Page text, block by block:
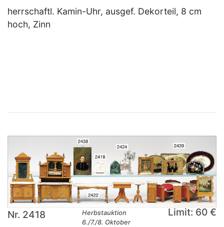
herrschaftl. Kamin-Uhr, ausgef. Dekorteil, 8 cm
hoch, Zinn
Nr. 2418
Herbstauktion
6./7./8. Oktober
Limit: 60 €